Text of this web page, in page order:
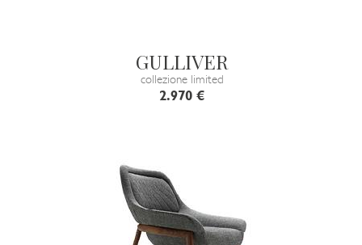
GULLIVER
collezione limited
2.970 €